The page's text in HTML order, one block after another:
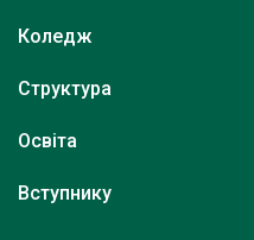
Коледж
Структура
Освіта
Вступнику